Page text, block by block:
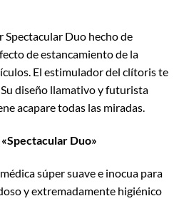
Spectacular Duo hecho de
de estancamiento de la
El estimulador del clítoris te
diseño llamativo y futurista
acapare todas las miradas.
Duo»
súper suave e inocua para
y extremadamente higiénico